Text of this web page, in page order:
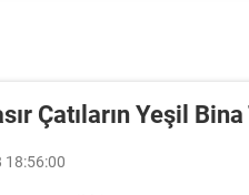
Çatıların Yeşil
18:56:00